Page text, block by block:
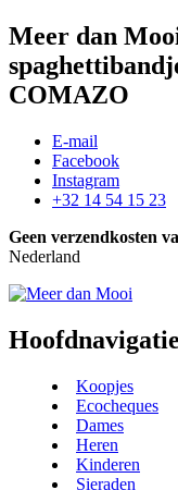
Meer dan
COMAZO
E-mail
Facebook
Instagram
+32 14 54 15 23
Geen verzendkosten
Nederland
Hoofdnavigatie
Koopjes
Ecocheques
Dames
Heren
Kinderen
Sieraden